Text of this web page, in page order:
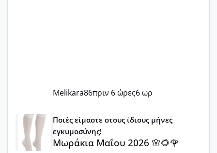
Melikara86πριν 6 ώρες6 ωρ
Μωράκια Μαΐου 2026 🌸🌻🌹
Ποιές είμαστε στους ίδιους μήνες
εγκυμοσύνης!
Μωράκια Μαΐου 2026 🌸🌻🌹